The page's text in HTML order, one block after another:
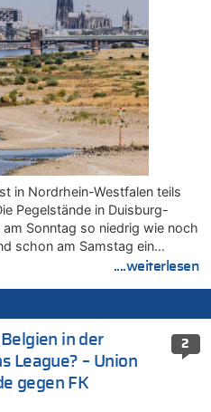
in Nordrhein-Westfalen teils
Pegelstände in Duisburg-
Sonntag so niedrig wie noch
schon am Samstag ein…
....weiterlesen
2
in der
League? – Union
gegen FK